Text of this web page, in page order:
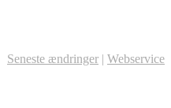
Seneste ændringer | Webservice